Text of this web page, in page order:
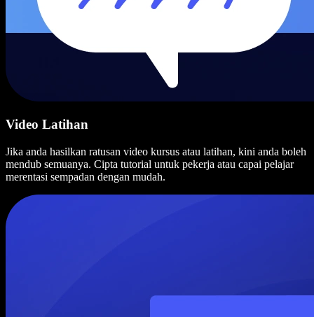
Video Latihan
Jika anda hasilkan ratusan video kursus atau latihan, kini anda boleh
mendub semuanya. Cipta tutorial untuk pekerja atau capai pelajar
merentasi sempadan dengan mudah.